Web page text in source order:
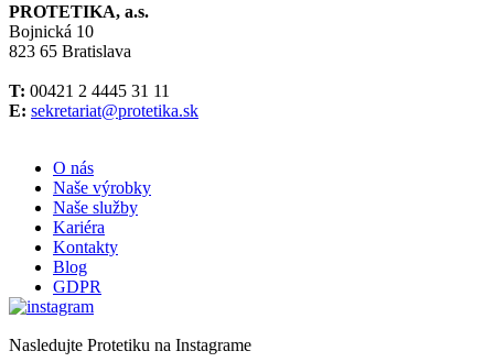
PROTETIKA, a.s.
Bojnická 10
823 65 Bratislava
T: 00421 2 4445 31 11
E: sekretariat@protetika.sk
O nás
Naše výrobky
Naše služby
Kariéra
Kontakty
Blog
GDPR
Nasledujte Protetiku na Instagrame